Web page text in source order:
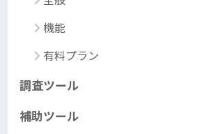
機能
有料プラン
調査ツール
補助ツール